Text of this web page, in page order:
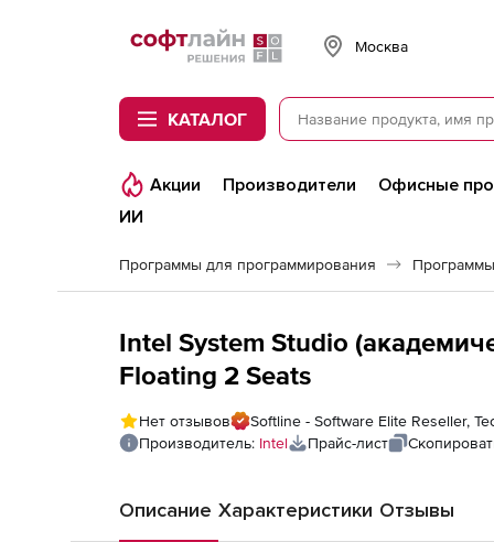
Softline
Москва
КАТАЛОГ
Акции Производители Офисные
ИИ
Программы для программирования
Intel System Studio
Floating 2 Seats
Нет отзывов
Softline - Software Elite Reseller,
Производитель: Intel Прайс-лист
Описание Характеристики Отзывы